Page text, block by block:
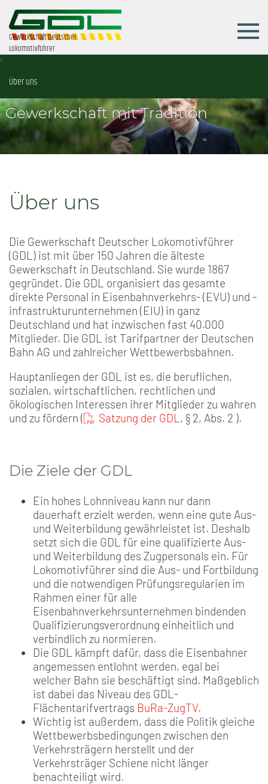
Gewerkschaft Deutscher
Lokomotivführer
Über uns
Gewerkschaft mit Tradition
Über uns
Die Gewerkschaft Deutscher Lokomotivführer
(GDL) ist mit über 150 Jahren die älteste
Gewerkschaft in Deutschland. Sie wurde 1867
gegründet. Die GDL organisiert das gesamte
direkte Personal in Eisenbahnverkehrs- (EVU) und -
infrastrukturunternehmen (EIU) in ganz
Deutschland und hat inzwischen fast 40.000
Mitglieder. Die GDL ist Tarifpartner der Deutschen
Bahn AG und zahlreicher Wettbewerbsbahnen.
Hauptanliegen der GDL ist es, die beruflichen,
sozialen, wirtschaftlichen, rechtlichen und
ökologischen Interessen ihrer Mitglieder zu wahren
und zu fördern (
Satzung der GDL , § 2, Abs. 2 ).
Die Ziele der GDL
Ein hohes Lohnniveau kann nur dann
dauerhaft erzielt werden, wenn eine gute Aus-
und Weiterbildung gewährleistet ist. Deshalb
setzt sich die GDL für eine qualifizierte Aus-
und Weiterbildung des Zugpersonals ein. Für
Lokomotivführer sind die Aus- und Fortbildung
und die notwendigen Prüfungsregularien im
Rahmen einer für alle
Eisenbahnverkehrsunternehmen bindenden
Qualifizierungsverordnung einheitlich und
verbindlich zu normieren.
Die GDL kämpft dafür, dass die Eisenbahner
angemessen entlohnt werden, egal bei
welcher Bahn sie beschäftigt sind. Maßgeblich
ist dabei das Niveau des GDL-
Flächentarifvertrags BuRa-ZugTV.
Wichtig ist außerdem, dass die Politik gleiche
Wettbewerbsbedingungen zwischen den
Verkehrsträgern herstellt und der
Verkehrsträger Schiene nicht länger
benachteiligt wird.